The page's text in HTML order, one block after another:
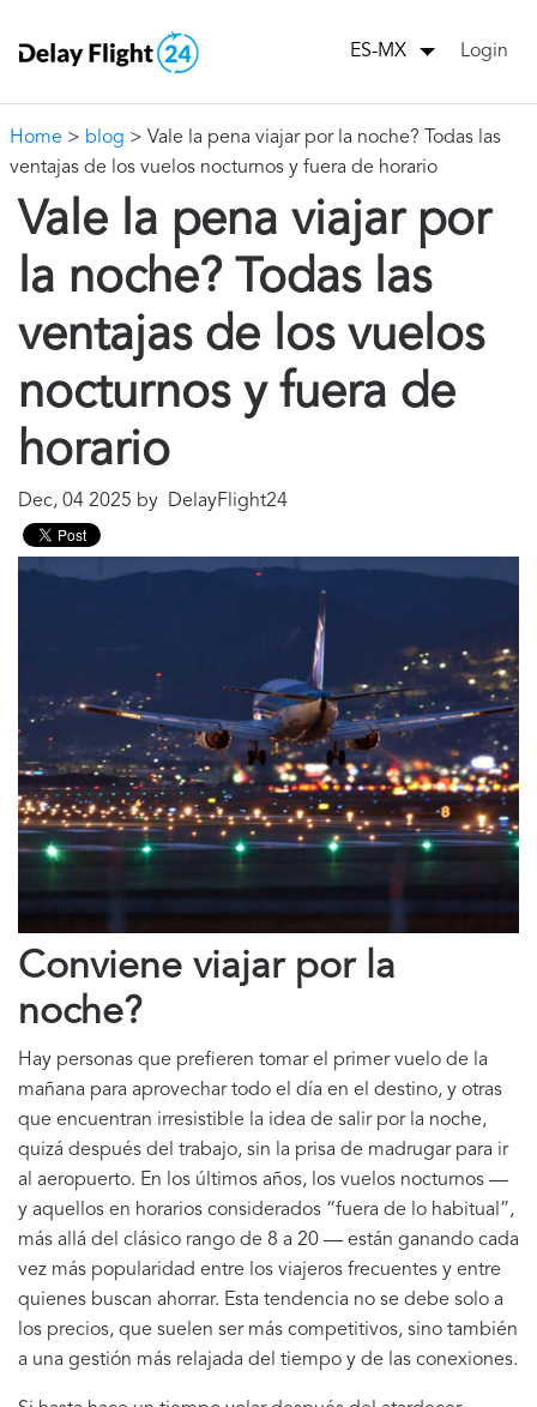
ES-MX Login
Home > blog > Vale la pena viajar por la noche? Todas las
ventajas de los vuelos nocturnos y fuera de horario
Vale la pena viajar por
la noche? Todas las
ventajas de los vuelos
nocturnos y fuera de
horario
Dec, 04 2025 by DelayFlight24
Conviene viajar por la
noche?
Hay personas que prefieren tomar el primer vuelo de la
mañana para aprovechar todo el día en el destino, y otras
que encuentran irresistible la idea de salir por la noche,
quizá después del trabajo, sin la prisa de madrugar para ir
al aeropuerto. En los últimos años, los vuelos nocturnos —
y aquellos en horarios considerados “fuera de lo habitual”,
más allá del clásico rango de 8 a 20 — están ganando cada
vez más popularidad entre los viajeros frecuentes y entre
quienes buscan ahorrar. Esta tendencia no se debe solo a
los precios, que suelen ser más competitivos, sino también
a una gestión más relajada del tiempo y de las conexiones.